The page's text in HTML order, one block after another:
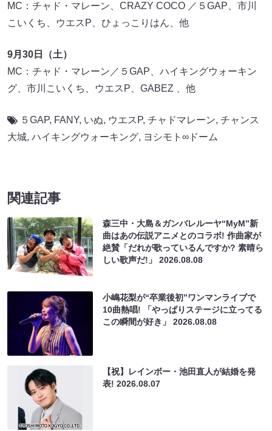
MC：チャド・マレーン、CRAZY COCO ／５GAP、市川
こいくち、ウエスP、ひょっこりはん、他
9月30日（土）
MC：チャド・マレーン／５GAP、ハイキングウォーキン
グ、市川こいくち、ウエスP、GABEZ 、他
５GAP, FANY, いぬ, ウエスP, チャドマレーン, チャンス
大城, ハイキングウォーキング, ヨシモト∞ドーム
関連記事
森三中・大島＆ガンバレルーヤ“MyM”新
曲はあの伝説アニメとのコラボ! 作曲家が
絶賛「だれが歌っているんですか? 素晴ら
しい歌声だ!」2026.08.08
小嶋花梨が“卒業後初”ワンマンライブで
10曲熱唱! 「やっぱりステージに立ってる
この瞬間が好き」2026.08.08
【祝】レインボー・池田直人が結婚を発
表!2026.08.07